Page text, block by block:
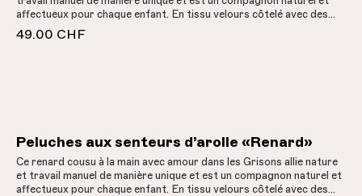
affectueux pour chaque enfant. En tissu velours côtelé avec des
applications de chutes de tissu. Le coussin intérieur amovible est
en 100% pur coton non blanchi et rempli de copeaux d'arolle des
49.00 CHF
Peluches aux senteurs d’arolle «Renard»
Ce renard cousu à la main avec amour dans les Grisons allie nature
et travail manuel de manière unique et est un compagnon naturel et
affectueux pour chaque enfant. En tissu velours côtelé avec des